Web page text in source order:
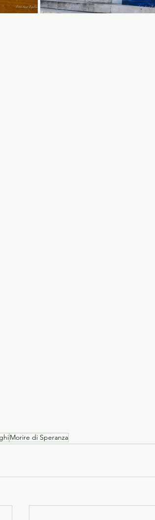
Morire di Speranza